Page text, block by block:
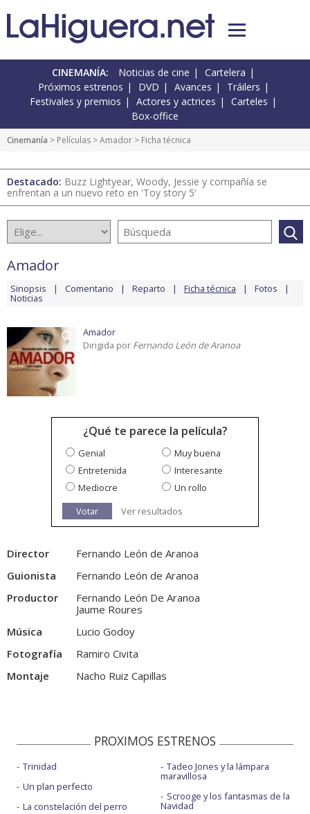
CINEMANÍA: Noticias de cine
Cartelera
Próximos estrenos
DVD Avances
Tráilers
Festivales y premios
Actores y actrices
Carteles
Box-office
Cinemanía > Películas >Amador > Ficha técnica
Destacado: Buzz Lightyear, Woody, Jessie y compañía se
enfrentan a un nuevo reto en 'Toy story 5'
Amador
Sinopsis Comentario Reparto Ficha técnica Fotos
Noticias
Amador
Dirigida por Fernando León de Aranoa
¿Qué te parece la película?
Genial
Muy buena
Entretenida
Interesante
Mediocre
Un rollo
Votar
Ver resultados
Director
Fernando León de Aranoa
Guionista
Fernando León de Aranoa
Productor
Fernando León De Aranoa
Jaume Roures
Música
Lucio Godoy
Fotografía
Ramiro Civita
Montaje
Nacho Ruiz Capillas
PROXIMOS ESTRENOS
Trinidad
Un plan perfecto
La constelación del perro
Tadeo Jones y la lámpara
maravillosa
Scrooge y los fantasmas de la
Navidad